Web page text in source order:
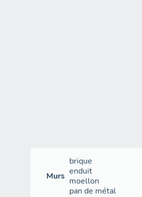
Murs
brique
enduit
moellon
pan de métal